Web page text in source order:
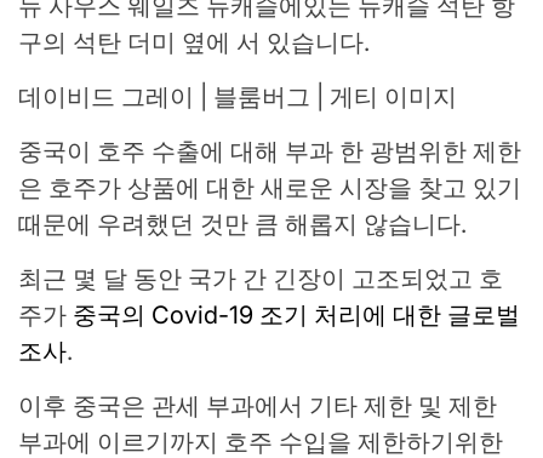
뉴 사우스 웨일즈 뉴캐슬에있는 뉴캐슬 석탄 항
구의 석탄 더미 옆에 서 있습니다.
데이비드 그레이 | 블룸버그 | 게티 이미지
중국이 호주 수출에 대해 부과 한 광범위한 제한
은 호주가 상품에 대한 새로운 시장을 찾고 있기
때문에 우려했던 것만 큼 해롭지 않습니다.
최근 몇 달 동안 국가 간 긴장이 고조되었고 호
주가 중국의 Covid-19 조기 처리에 대한 글로벌
조사.
이후 중국은 관세 부과에서 기타 제한 및 제한
부과에 이르기까지 호주 수입을 제한하기위한